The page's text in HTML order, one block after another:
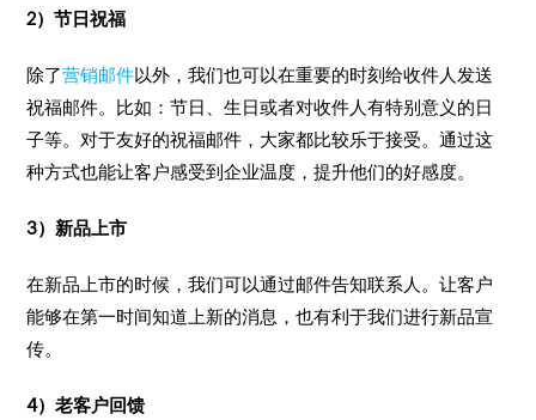
2）节日祝福
除了营销邮件以外，我们也可以在重要的时刻给收件人发送
祝福邮件。比如：节日、生日或者对收件人有特别意义的日
子等。对于友好的祝福邮件，大家都比较乐于接受。通过这
种方式也能让客户感受到企业温度，提升他们的好感度。
3）新品上市
在新品上市的时候，我们可以通过邮件告知联系人。让客户
能够在第一时间知道上新的消息，也有利于我们进行新品宣
传。
4）老客户回馈